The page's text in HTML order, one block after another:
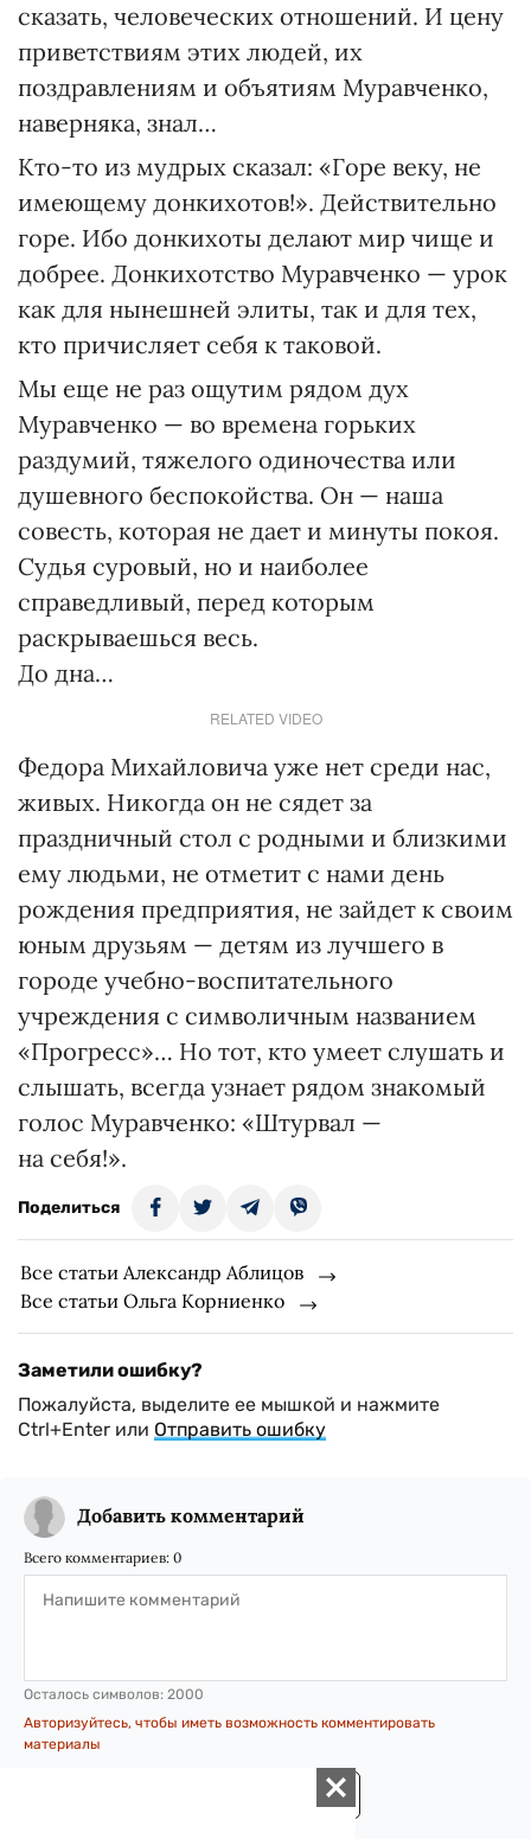
сказать, человеческих отношений. И цену
приветствиям этих людей, их
поздравлениям и объятиям Муравченко,
наверняка, знал…
Кто-то из мудрых сказал: «Горе веку, не
имеющему донкихотов!». Действительно
горе. Ибо донкихоты делают мир чище и
добрее. Донкихотство Муравченко — урок
как для нынешней элиты, так и для тех,
кто причисляет себя к таковой.
Мы еще не раз ощутим рядом дух
Муравченко — во времена горьких
раздумий, тяжелого одиночества или
душевного беспокойства. Он — наша
совесть, которая не дает и минуты покоя.
Судья суровый, но и наиболее
справедливый, перед которым
раскрываешься весь.
До дна…
RELATED VIDEO
Федора Михайловича уже нет среди нас,
живых. Никогда он не сядет за
праздничный стол с родными и близкими
ему людьми, не отметит с нами день
рождения предприятия, не зайдет к своим
юным друзьям — детям из лучшего в
городе учебно-воспитательного
учреждения с символичным названием
«Прогресс»… Но тот, кто умеет слушать и
слышать, всегда узнает рядом знакомый
голос Муравченко: «Штурвал —
на себя!».
Поделиться
Все статьи Александр Аблицов
Все статьи Ольга Корниенко
Заметили ошибку?
Пожалуйста, выделите ее мышкой и нажмите
Ctrl+Enter или Отправить ошибку
Добавить комментарий
Всего комментариев: 0
Осталось символов: 2000
Авторизуйтесь, чтобы иметь возможность комментировать
материалы